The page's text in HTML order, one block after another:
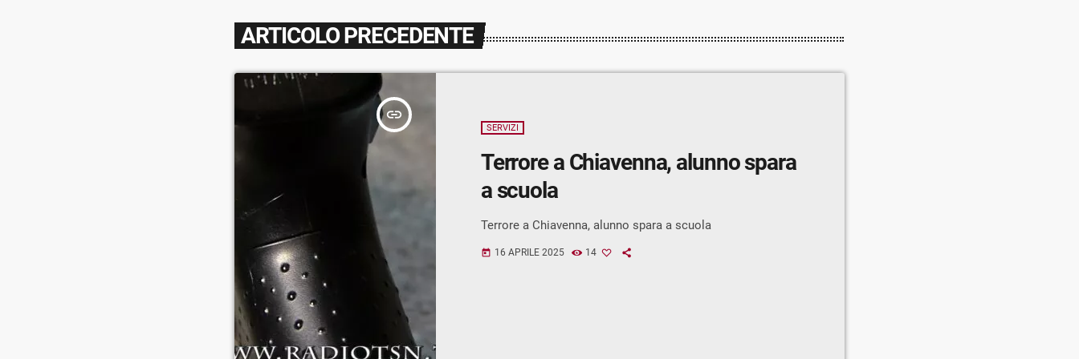
ARTICOLO PRECEDENTE
insert_link
SERVIZI
Terrore a Chiavenna, alunno spara
a scuola
Terrore a Chiavenna, alunno spara a scuola
today 16 APRILE 2025 14